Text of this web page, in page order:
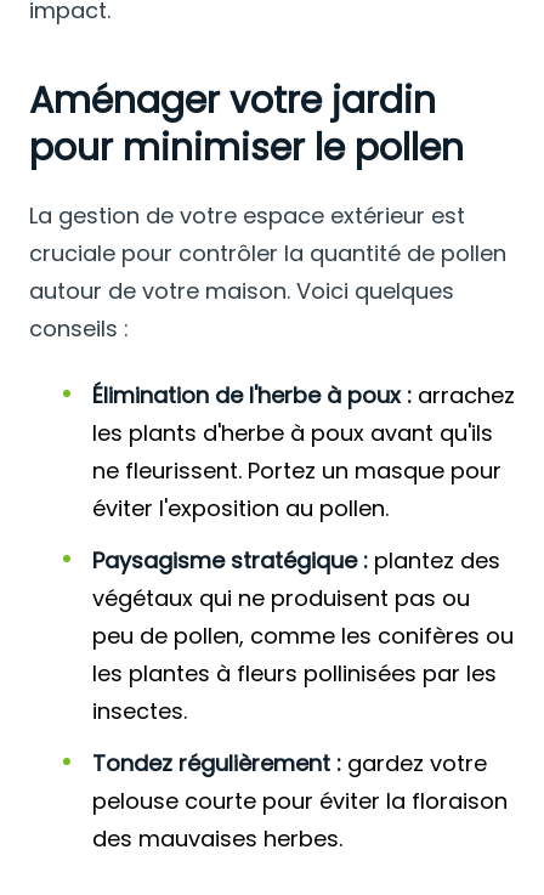
impact.
Aménager votre jardin
pour minimiser le pollen
La gestion de votre espace extérieur est
cruciale pour contrôler la quantité de pollen
autour de votre maison. Voici quelques
conseils :
Élimination de l'herbe à poux : arrachez
les plants d'herbe à poux avant qu'ils
ne fleurissent. Portez un masque pour
éviter l'exposition au pollen.
Paysagisme stratégique : plantez des
végétaux qui ne produisent pas ou
peu de pollen, comme les conifères ou
les plantes à fleurs pollinisées par les
insectes.
Tondez régulièrement : gardez votre
pelouse courte pour éviter la floraison
des mauvaises herbes.